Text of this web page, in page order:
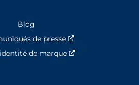
Blog
de presse
de marque